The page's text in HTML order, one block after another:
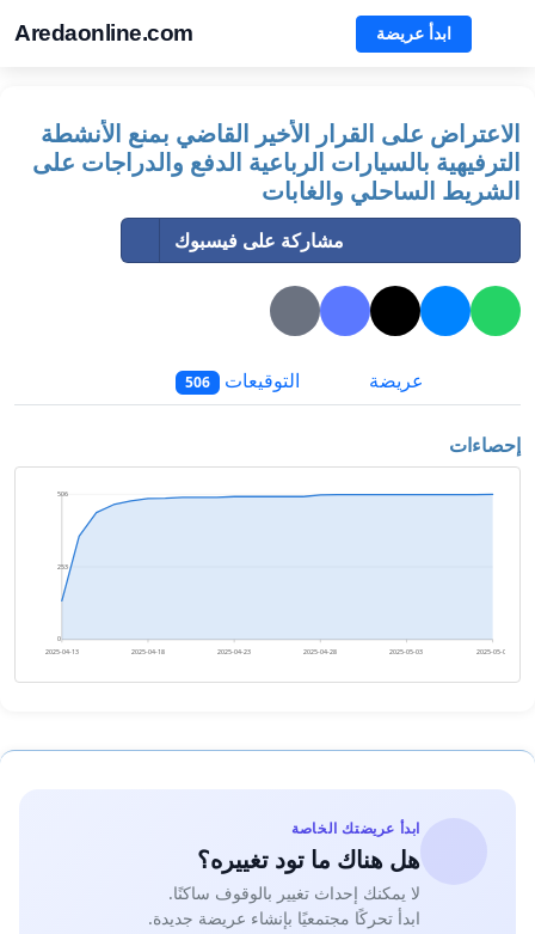
Aredaonline.com ابدأ عريضة
الاعتراض على القرار الأخير القاضي بمنع الأنشطة
الترفيهية بالسيارات الرباعية الدفع والدراجات على
الشريط الساحلي والغابات
مشاركة على فيسبوك
عريضة التوقيعات 506
إحصاءات
0
253
506
2025-04-13 2025-04-18 2025-04-23 2025-04-28 2025-05-03 2025-05-08
ابدأ عريضتك الخاصة
هل هناك ما تود تغييره؟
لا يمكنك إحداث تغيير بالوقوف ساكنًا.
ابدأ تحركًا مجتمعيًا بإنشاء عريضة جديدة.